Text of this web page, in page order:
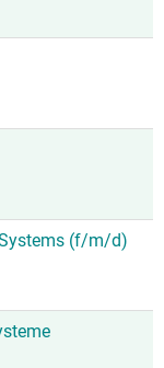
(f/m/d)